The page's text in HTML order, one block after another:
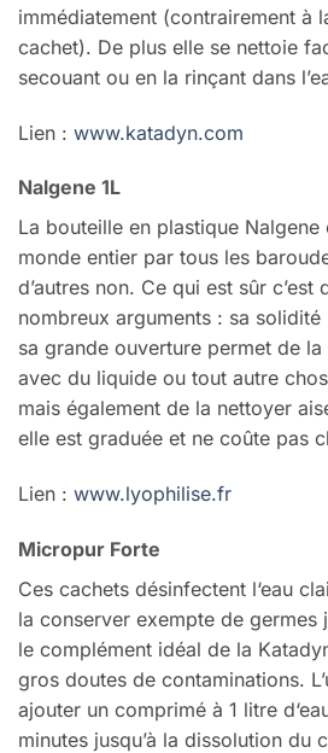
immédiatement (contrairement à
cachet). De plus elle se nettoie
secouant ou en la rinçant dans
Lien : www.katadyn.com
Nalgene 1L
La bouteille en plastique Nalgene
monde entier par tous les
d’autres non. Ce qui est sûr c’est
nombreux arguments : sa solidité
sa grande ouverture permet de
avec du liquide ou tout autre
mais également de la nettoyer
elle est graduée et ne coûte pas
Lien : www.lyophilise.fr
Micropur Forte
Ces cachets désinfectent l‘eau
la conserver exempte de germes
le complément idéal de la
gros doutes de contaminations.
ajouter un comprimé à 1 litre
minutes jusqu’à la dissolution du